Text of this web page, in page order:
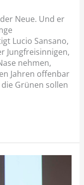
Neue. Und er
Lucio Sansano,
Jungfreisinnigen,
nehmen,
Jahren offenbar
Grünen sollen